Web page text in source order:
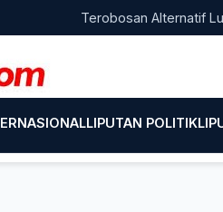
Terobosan Alternatif Luar
LIPUTAN POLITIK